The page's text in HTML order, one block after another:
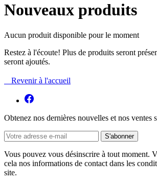
Nouveaux produits
Aucun produit disponible pour le moment
Restez à l'écoute! Plus de produits seront
seront ajoutés.
Revenir à l'accueil
Obtenez nos dernières nouvelles et nos ventes
Vous pouvez vous désinscrire à tout moment.
cela nos informations de contact dans les
site.